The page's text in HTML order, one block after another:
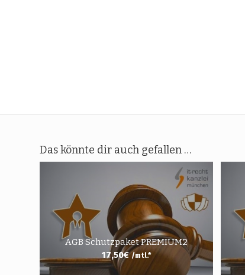
Das könnte dir auch gefallen …
AGB Schutzpaket PREMIUM2
17,50€ /mtl.*